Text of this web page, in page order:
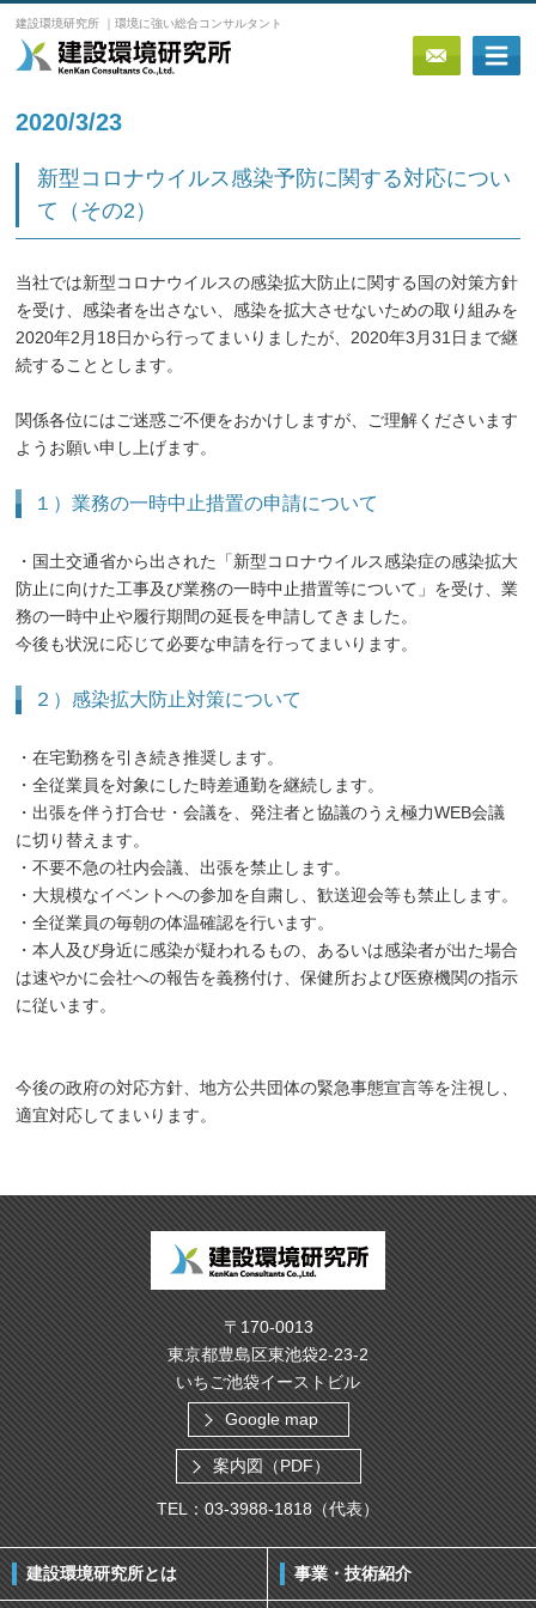
建設環境研究所 ｜環境に強い総合コンサルタント
2020/3/23
新型コロナウイルス感染予防に関する対応につい
て（その2）
当社では新型コロナウイルスの感染拡大防止に関する国の対策方針
を受け、感染者を出さない、感染を拡大させないための取り組みを
2020年2月18日から行ってまいりましたが、2020年3月31日まで継
続することとします。
関係各位にはご迷惑ご不便をおかけしますが、ご理解くださいます
ようお願い申し上げます。
１）業務の一時中止措置の申請について
・国土交通省から出された「新型コロナウイルス感染症の感染拡大
防止に向けた工事及び業務の一時中止措置等について」を受け、業
務の一時中止や履行期間の延長を申請してきました。
今後も状況に応じて必要な申請を行ってまいります。
２）感染拡大防止対策について
・在宅勤務を引き続き推奨します。
・全従業員を対象にした時差通勤を継続します。
・出張を伴う打合せ・会議を、発注者と協議のうえ極力WEB会議
に切り替えます。
・不要不急の社内会議、出張を禁止します。
・大規模なイベントへの参加を自粛し、歓送迎会等も禁止します。
・全従業員の毎朝の体温確認を行います。
・本人及び身近に感染が疑われるもの、あるいは感染者が出た場合
は速やかに会社への報告を義務付け、保健所および医療機関の指示
に従います。
今後の政府の対応方針、地方公共団体の緊急事態宣言等を注視し、
適宜対応してまいります。
〒170-0013
東京都豊島区東池袋2-23-2
いちご池袋イーストビル
Google map
案内図（PDF）
TEL：03-3988-1818（代表）
建設環境研究所とは 事業・技術紹介